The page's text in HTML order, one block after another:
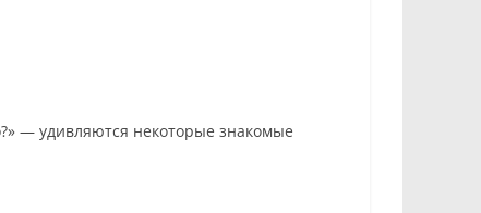
— удивляются некоторые знакомые